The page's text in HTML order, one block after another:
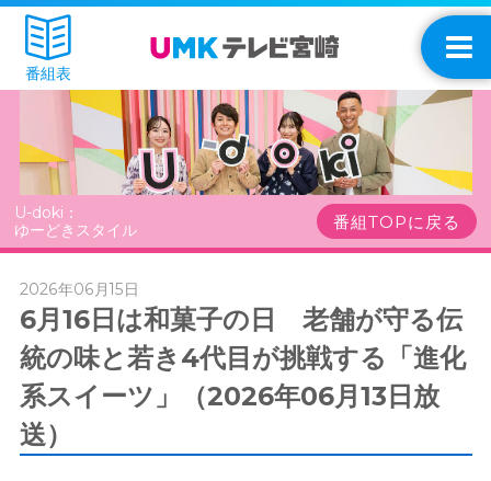
番組表
U-doki：
ゆーどきスタイル
番組TOPに戻る
2026年06月15日
6月16日は和菓子の日 老舗が守る伝
統の味と若き4代目が挑戦する「進化
系スイーツ」（2026年06月13日放
送）